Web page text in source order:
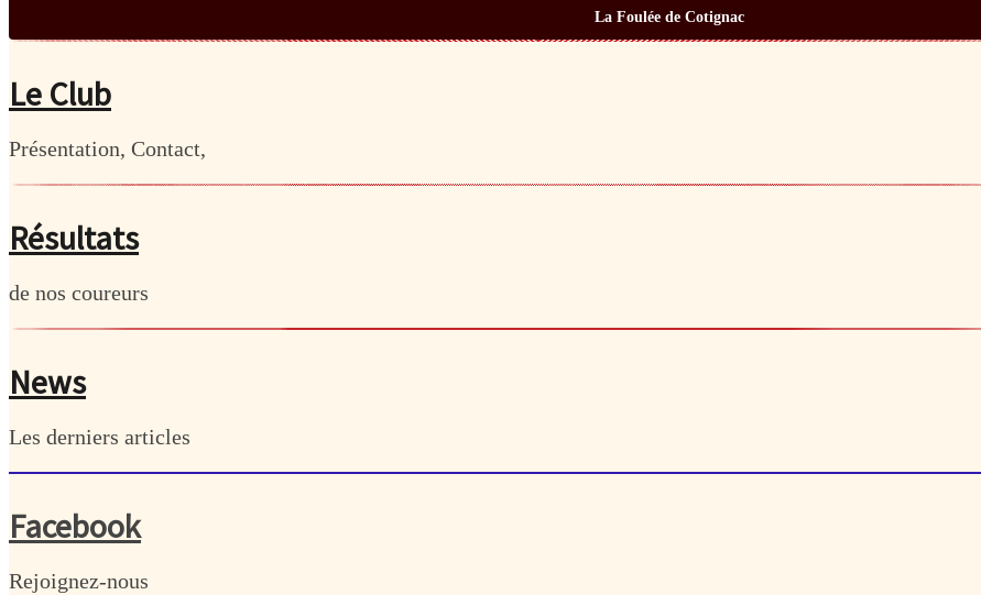
La Foulée de Cotignac
Le Club
Présentation, Contact,
Résultats
de nos coureurs
News
Les derniers articles
Facebook
Rejoignez-nous